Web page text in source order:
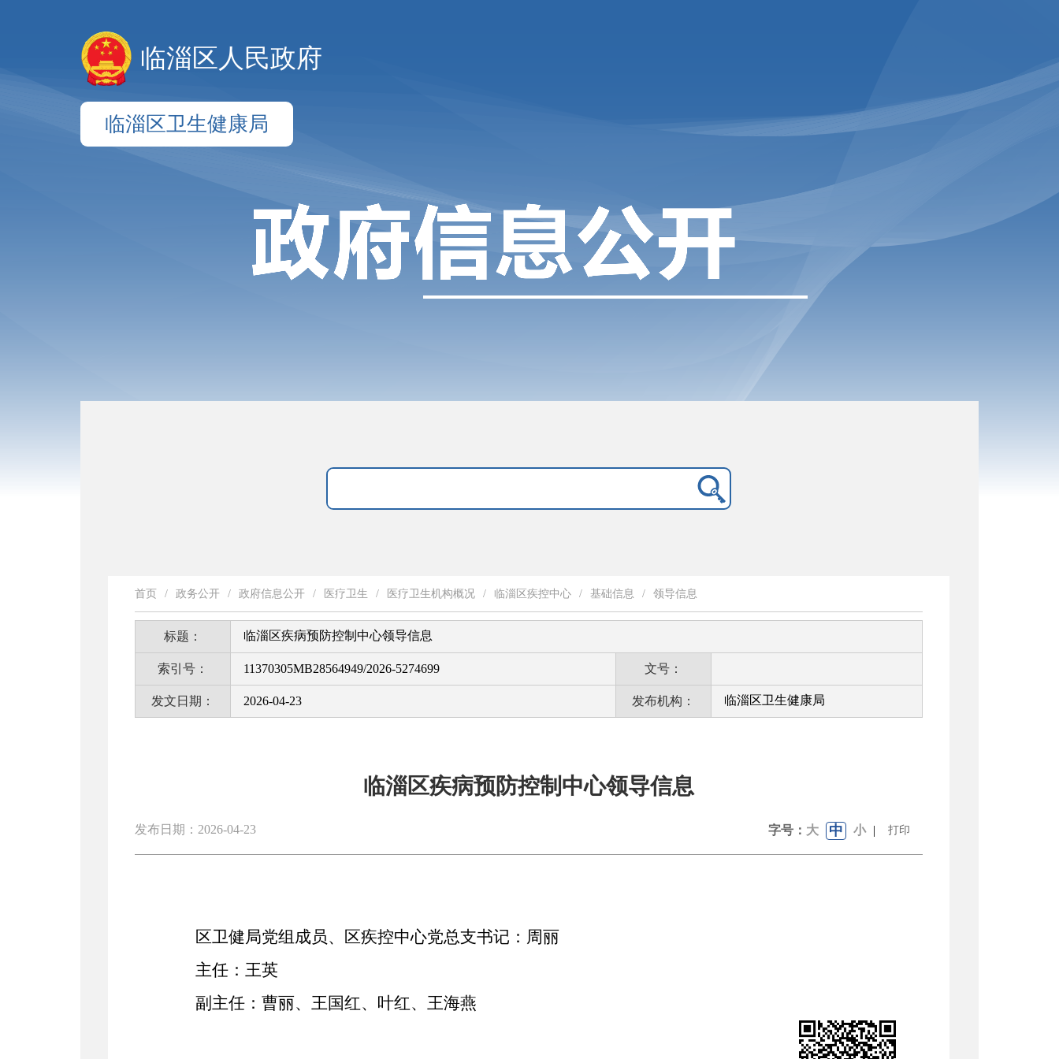
临淄区人民政府
临淄区卫生健康局
首页 / 政务公开 / 政府信息公开 / 医疗卫生 / 医疗卫生机构概况 / 临淄区疾控中心 / 基础信息 / 领导信息
标题： 临淄区疾病预防控制中心领导信息
索引号： 11370305MB28564949/2026-5274699 文号：
发文日期： 2026-04-23 发布机构： 临淄区卫生健康局
临淄区疾病预防控制中心领导信息
发布日期：2026-04-23 字号： 大 中 小 | 打印
区卫健局党组成员、区疾控中心党总支书记：周丽
主任：王英
副主任： 曹丽、王国红、叶红、王海燕